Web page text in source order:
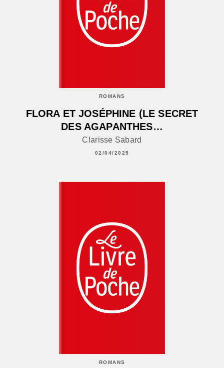
ROMANS
FLORA ET JOSÉPHINE (LE SECRET
DES AGAPANTHES…
Clarisse Sabard
02/04/2025
ROMANS